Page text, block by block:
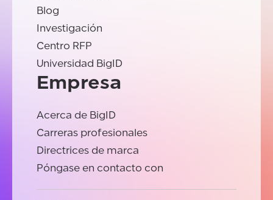
Blog
Investigación
Centro RFP
Universidad BigID
Empresa
Acerca de BigID
Carreras profesionales
Directrices de marca
Póngase en contacto con